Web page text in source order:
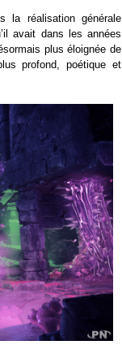
la réalisation générale
avait dans les années
plus éloignée de
profond, poétique et